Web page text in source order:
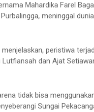
Mahardika Farel
meninggal
peristiwa
dan Ajat
tidak bisa
Sungai